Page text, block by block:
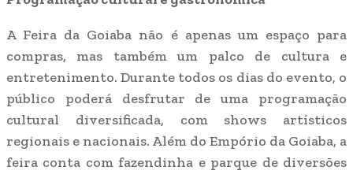
A Feira da Goiaba não é apenas um espaço para
compras, mas também um palco de cultura e
entretenimento. Durante todos os dias do evento, o
público poderá desfrutar de uma programação
cultural diversificada, com shows artísticos
regionais e nacionais. Além do Empório da Goiaba, a
feira conta com fazendinha e parque de diversões